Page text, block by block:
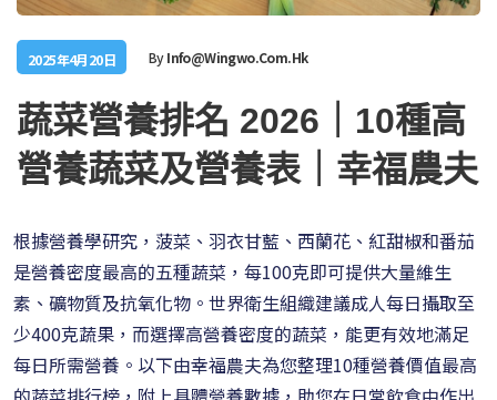
2025年4月20日 ByInfo@wingwo.com.hk
蔬菜營養排名 2026｜10種高
營養蔬菜及營養表｜幸福農夫
根據營養學研究，菠菜、羽衣甘藍、西蘭花、紅甜椒和番茄
是營養密度最高的五種蔬菜，每100克即可提供大量維生
素、礦物質及抗氧化物。世界衛生組織建議成人每日攝取至
少400克蔬果，而選擇高營養密度的蔬菜，能更有效地滿足
每日所需營養。以下由幸福農夫為您整理10種營養價值最高